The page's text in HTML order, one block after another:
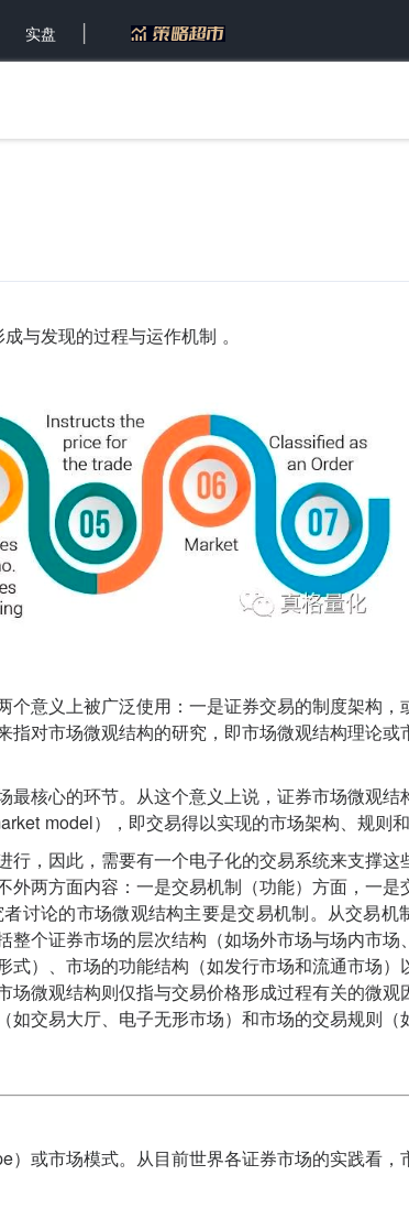
实盘 |
与发现的过程与运作机制 。
意义上被广泛使用：一是证券交易的制度架构，
对市场微观结构的研究，即市场微观结构理论或
核心的环节。从这个意义上说，证券市场微观结
model），即交易得以实现的市场架构、规则
，因此，需要有一个电子化的交易系统来支撑这
两方面内容：一是交易机制（功能）方面，一是
讨论的市场微观结构主要是交易机制。从交易机
个证券市场的层次结构（如场外市场与场内市场
）、市场的功能结构（如发行市场和流通市场）
微观结构则仅指与交易价格形成过程有关的微观
交易大厅、电子无形市场）和市场的交易规则（
或市场模式。从目前世界各证券市场的实践看，